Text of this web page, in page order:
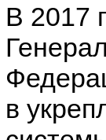
В 2017
в